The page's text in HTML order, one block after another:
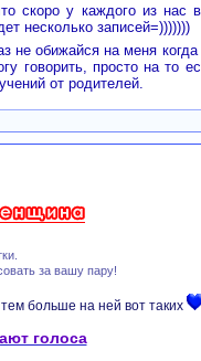
скоро у каждого из нас
несколько записей=)))))))
не обижайся на меня
говорить, просто на то
от родителей.
за вашу пару!
больше на ней вот таких
голоса